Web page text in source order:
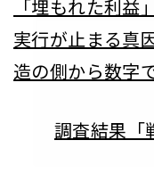
「埋もれた利
実行が止まる真
造の側から数字
調査結果「